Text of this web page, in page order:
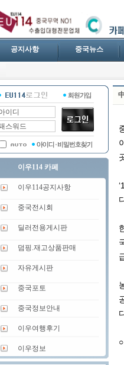
공지사항 중국뉴스
이우114 카페
이우114공지사항
중국전시회
딜러전용게시판
덤핑.재고상품판매
자유게시판
중국포토
중국정보안내
이우여행후기
이우정보